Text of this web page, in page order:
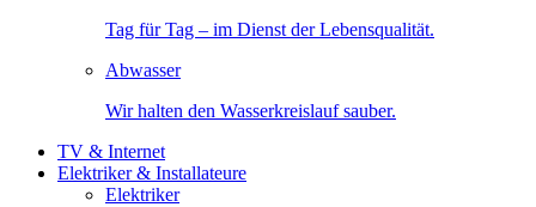
Tag für Tag – im Dienst der Lebensqualität.
Abwasser
Wir halten den Wasserkreislauf sauber.
TV & Internet
Elektriker & Installateure
Elektriker